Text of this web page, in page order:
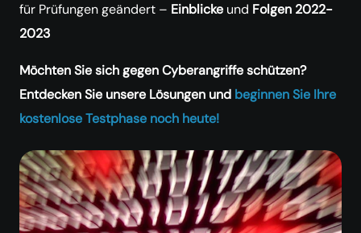
für Prüfungen geändert – Einblicke und Folgen 2022-
2023
Möchten Sie sich gegen Cyberangriffe schützen?
Entdecken Sie unsere Lösungen und beginnen Sie Ihre
kostenlose Testphase noch heute!